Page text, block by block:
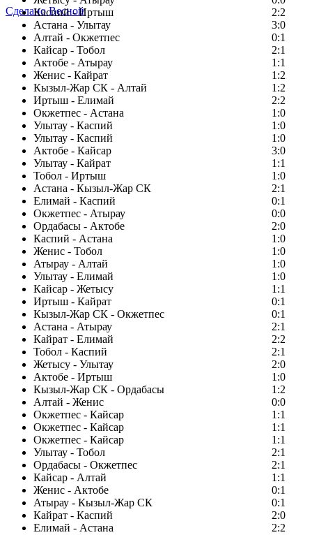
Каспий - Иртыш
2:2
Астана - Улытау
3:0
Алтай - Окжетпес
0:1
Кайсар - Тобол
2:1
Актобе - Атырау
1:1
Женис - Кайрат
1:2
Кызыл-Жар СК - Алтай
1:2
Иртыш - Елимай
2:2
Окжетпес - Астана
1:0
Улытау - Каспий
1:0
Улытау - Каспий
1:0
Актобе - Кайсар
3:0
Улытау - Кайрат
1:1
Тобол - Иртыш
1:0
Астана - Кызыл-Жар СК
2:1
Елимай - Каспий
0:1
Окжетпес - Атырау
0:0
Ордабасы - Актобе
2:0
Каспий - Астана
1:0
Женис - Тобол
1:0
Атырау - Алтай
1:0
Улытау - Елимай
1:0
Кайсар - Жетысу
1:1
Иртыш - Кайрат
0:1
Кызыл-Жар СК - Окжетпес
0:1
Астана - Атырау
2:1
Кайрат - Елимай
2:2
Тобол - Каспий
2:1
Жетысу - Улытау
2:0
Актобе - Иртыш
1:0
Кызыл-Жар СК - Ордабасы
1:2
Алтай - Женис
0:0
Окжетпес - Кайсар
1:1
Окжетпес - Кайсар
1:1
Окжетпес - Кайсар
1:1
Улытау - Тобол
2:1
Ордабасы - Окжетпес
2:1
Кайсар - Алтай
1:1
Женис - Актобе
0:1
Атырау - Кызыл-Жар СК
0:1
Кайрат - Каспий
2:0
Елимай - Астана
2:2
Сделано Весной